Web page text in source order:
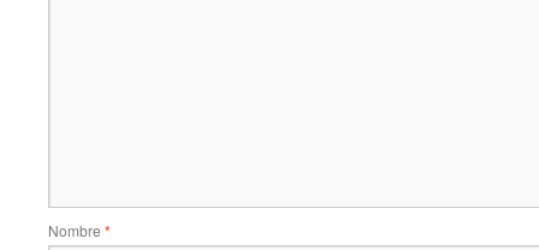
Nombre *